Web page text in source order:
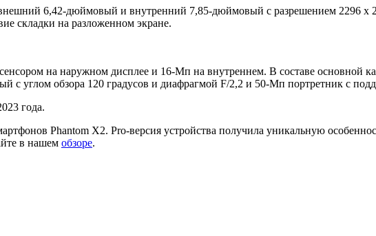
6,42-дюймовый и внутренний 7,85-дюймовый с разрешением 2296 x
складки на разложенном экране.
на наружном дисплее и 16-Мп на внутреннем. В составе основной
с углом обзора 120 градусов и диафрагмой F/2,2 и 50-Мп портретник с
года.
Phantom X2. Pro-версия устройства получила уникальную
в нашем обзоре.